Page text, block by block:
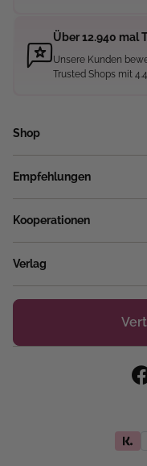
Über 12.940 mal
Unsere Kunden
Trusted Shops mit
Shop
Empfehlungen
Kooperationen
Verlag